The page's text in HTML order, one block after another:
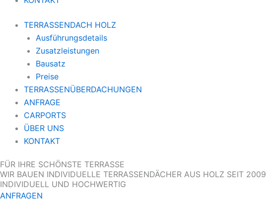
TERRASSENDACH HOLZ
Ausführungsdetails
Zusatzleistungen
Bausatz
Preise
TERRASSENÜBERDACHUNGEN
ANFRAGE
CARPORTS
ÜBER UNS
KONTAKT
FÜR IHRE SCHÖNSTE TERRASSE
WIR BAUEN INDIVIDUELLE TERRASSENDÄCHER AUS HOLZ SEIT 2009
INDIVIDUELL UND HOCHWERTIG
ANFRAGEN